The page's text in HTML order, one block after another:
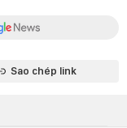
Sao chép link